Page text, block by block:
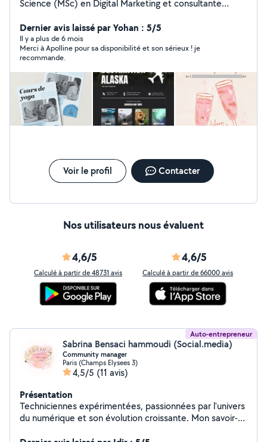
Science (MSc) en Digital Marketing et consultante
graphisme. J'ai travaillé pour de nombreux clients sur
des projets variés, tels que la création d'affiches, de
flyers (et autres supports), la conception de sites
internet, ainsi que la création de contenu et le
community management pour les réseaux sociaux. Je
tiens par ailleurs mon propre blog de voyage, ce qui
renforce mes compétences en marketing et en
graphisme. Chaque projet est pour moi une occasion de
mettre mon expertise au service de vos ambitions, et
N'hésitez pas à me contacter pour plus d'informations !
Dernier avis laissé par Yohan : 5/5
Il y a plus de 6 mois
Merci à Apolline pour sa disponibilité et son sérieux ! je
recommande.
Voir le profil Contacter
Nos utilisateurs nous évaluent
4,6/5
Calculé à partir de 48731 avis
4,6/5
Calculé à partir de 66000 avis
Auto-entrepreneur
Sabrina Bensaci hammoudi (Social.media)
Community manager
Paris (Champs Elysees 3)
4,5/5 (11 avis)
Présentation
Techniciennes expérimentées, passionnées par l'univers
du numérique et son évolution croissante. Mon savoir-